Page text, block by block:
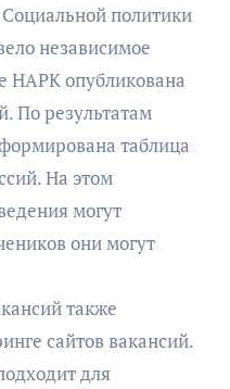
политики
независимое
НАРК опубликована
По результатам
таблица
На этом
могут
они могут
также
сайтов вакансий.
для